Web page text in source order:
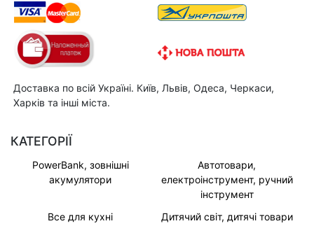
Доставка по всій Україні. Київ, Львів, Одеса, Черкаси,
Харків та інші міста.
КАТЕГОРІЇ
PowerBank, зовнішні
акумулятори
Автотовари,
електроінструмент, ручний
інструмент
Все для кухні
Дитячий світ, дитячі товари